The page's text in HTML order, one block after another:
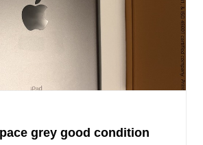
grey good condition